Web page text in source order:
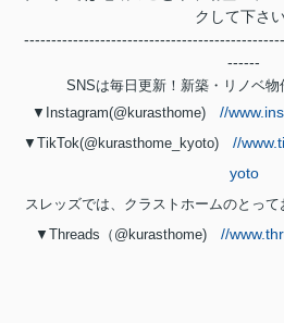
クして下さ
------
SNSは毎日更新！新築・リノベ物
▼Instagram(@kurasthome) //
▼TikTok(@kurasthome_kyoto) //
yoto
スレッズでは、クラストホームのとっ
▼Threads（@kurasthome) //